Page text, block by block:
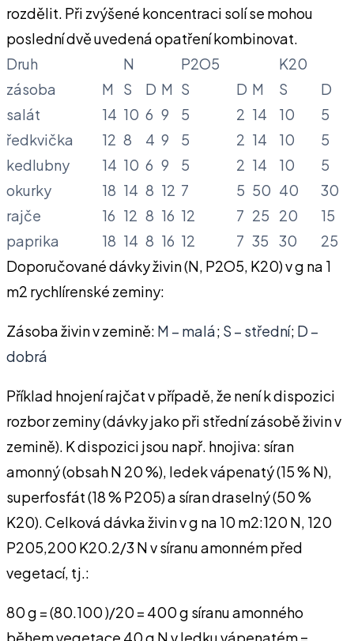
rozdělit. Při zvýšené koncentraci solí se mohou
poslední dvě uvedená opatření kombinovat.
Druh
N P2O5
K20
zásoba
M S D M S D M S
D
salát
14 10 6 9 5 2 14 10
5
ředkvička
12 8 4 9 5 2 14 10
5
kedlubny
14 10 6 9 5 2 14 10
5
okurky
18 14 8 12 7 5 50 40
30
rajče
16 12 8 16 12 7 25 20
15
paprika
18 14 8 16 12 7 35 30
25
Doporučované dávky živin (N, P2O5, K20) v g na 1
m2 rychlírenské zeminy:
Zásoba živin v zemině: M – malá; S – střední; D –
dobrá
Příklad hnojení rajčat v případě, že není k dispozici
rozbor zeminy (dávky jako při střední zásobě živin v
zemině). K dispozici jsou např. hnojiva: síran
amonný (obsah N 20 %), ledek vápenatý (15 % N),
superfosfát (18 % P205) a síran draselný (50 %
K20). Celková dávka živin v g na 10 m2:120 N, 120
P205,200 K20.2/3 N v síranu amonném před
vegetací, tj.:
80 g = (80.100 )/20 = 400 g síranu amonného